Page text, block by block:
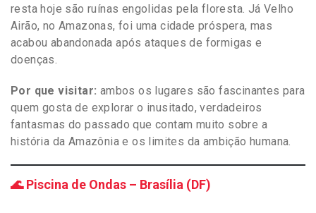
resta hoje são ruínas engolidas pela floresta. Já Velho
Airão, no Amazonas, foi uma cidade próspera, mas
acabou abandonada após ataques de formigas e
doenças.
Por que visitar: ambos os lugares são fascinantes para
quem gosta de explorar o inusitado, verdadeiros
fantasmas do passado que contam muito sobre a
história da Amazônia e os limites da ambição humana.
🌊 Piscina de Ondas – Brasília (DF)